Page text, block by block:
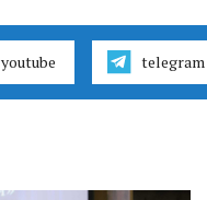
youtube telegram